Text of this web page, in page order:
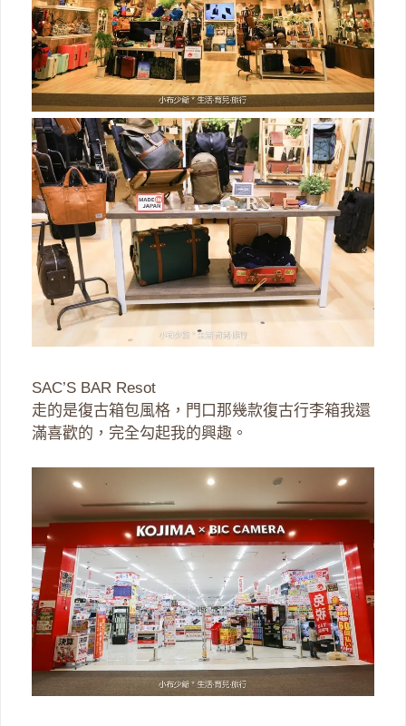
SAC’S BAR Resot
走的是復古箱包風格，門口那幾款復古行李箱我還
滿喜歡的，完全勾起我的興趣。